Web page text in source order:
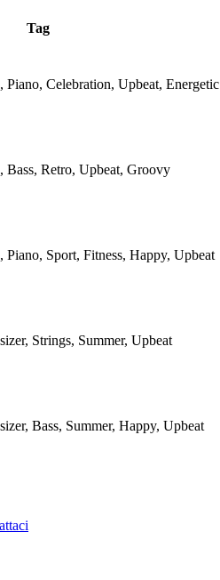
Tag
Piano, Celebration, Upbeat, Energetic
Bass, Retro, Upbeat, Groovy
Piano, Sport, Fitness, Happy, Upbeat
Strings, Summer, Upbeat
Bass, Summer, Happy, Upbeat